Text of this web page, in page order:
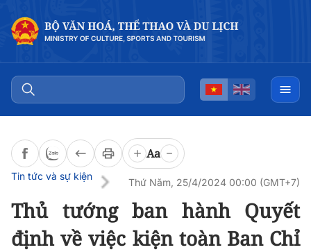
Aa
Tin tức và sự kiện
Thứ Năm, 25/4/2024 00:00 (GMT+7)
Thủ tướng ban hành Quyết
định về việc kiện toàn Ban Chỉ
Đọc bài